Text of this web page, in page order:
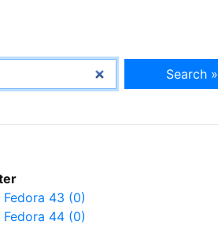
Search »
Fedora 43 (0)
Fedora 44 (0)